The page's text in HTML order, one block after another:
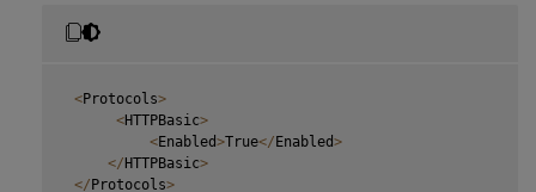
<Protocols>
<HTTPBasic>
<Enabled>True</Enabled>
</HTTPBasic>
</Protocols>